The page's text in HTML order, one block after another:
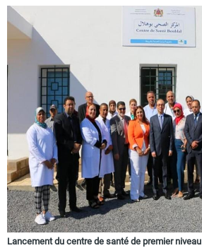
Lancement du centre de santé de premier